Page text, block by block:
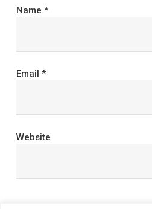
Name *
Email *
Website